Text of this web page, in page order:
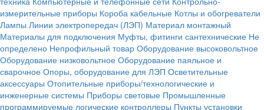
измерительные приборы Короба кабельные Котлы и обогреватели
Лампы Линии электропередач (ЛЭП) Материал монтажный
Материалы для подключения Муфты, фитинги сантехнические Не
определено Непрофильный товар Оборудование высоковольтное
Оборудование низковольтное Оборудование паяльное и
сварочное Опоры, оборудование для ЛЭП Осветительные
аксессуары Отопительные приборы/технологические и
инженерные системы Приборы световые Промышленные
программируемые логические контроллеры Пункты установки